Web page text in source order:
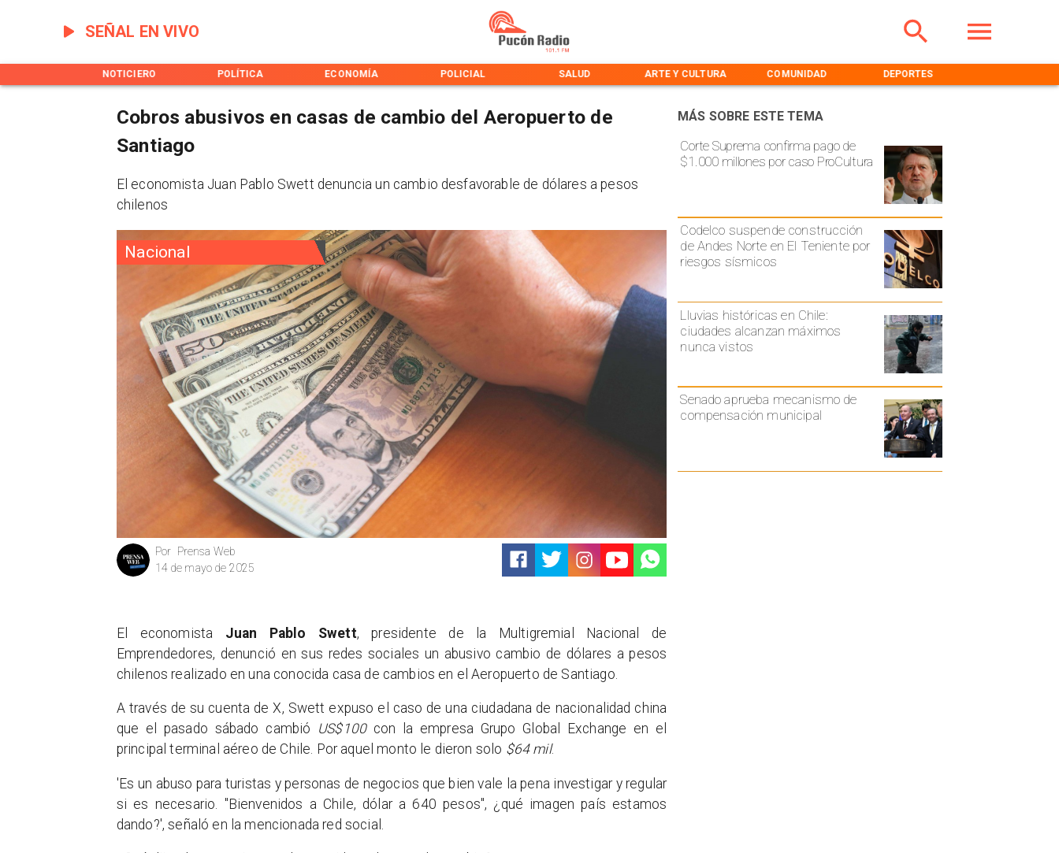
SEÑAL EN VIVO
NOTICIERO POLÍTICA ECONOMÍA POLICIAL SALUD ARTE Y CULTURA COMUNIDAD DEPORTES
Nacional
Prensa Web
Por
14 de mayo de 2025
Corte Suprema confirma pago de
$1.000 millones por caso ProCultura
Codelco suspende construcción
de Andes Norte en El Teniente por
riesgos sísmicos
Lluvias históricas en Chile:
ciudades alcanzan máximos
nunca vistos
Senado aprueba mecanismo de
compensación municipal
MÁS SOBRE ESTE TEMA
Cobros abusivos en casas de cambio del Aeropuerto de
Santiago
El economista Juan Pablo Swett denuncia un cambio desfavorable de dólares a pesos
chilenos
El economista Juan Pablo Swett, presidente de la Multigremial Nacional de
Emprendedores, denunció en sus redes sociales un abusivo cambio de dólares a pesos
chilenos realizado en una conocida casa de cambios en el Aeropuerto de Santiago.
A través de su cuenta de X, Swett expuso el caso de una ciudadana de nacionalidad china
que el pasado sábado cambió US$100con la empresa Grupo Global Exchange en el
principal terminal aéreo de Chile. Por aquel monto le dieron solo $64 mil.
'Es un abuso para turistas y personas de negocios que bien vale la pena investigar y regular
si es necesario. "Bienvenidos a Chile, dólar a 640 pesos", ¿qué imagen país estamos
dando?', señaló en la mencionada red social.